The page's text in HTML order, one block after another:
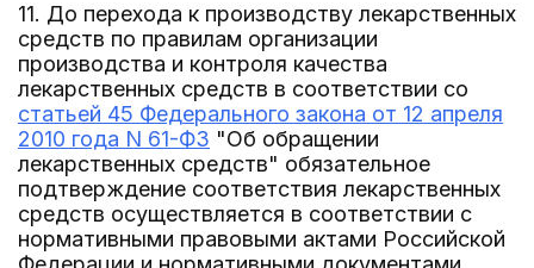
11. До перехода к производству лекарственных
средств по правилам организации
производства и контроля качества
лекарственных средств в соответствии со
статьей 45 Федерального закона от 12 апреля
2010 года N 61-ФЗ "Об обращении
лекарственных средств" обязательное
подтверждение соответствия лекарственных
средств осуществляется в соответствии с
нормативными правовыми актами Российской